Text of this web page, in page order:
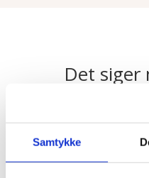
Samtykke
Det siger
"Helt